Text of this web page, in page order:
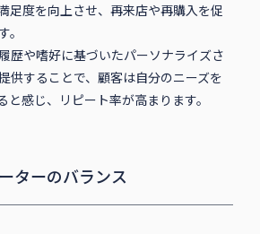
足度を向上させ、再来店や再購入を促
歴や嗜好に基づいたパーソナライズさ
供することで、顧客は自分のニーズを
と感じ、リピート率が高まります。
ターのバランス